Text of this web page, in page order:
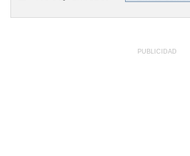
PUBLICIDAD